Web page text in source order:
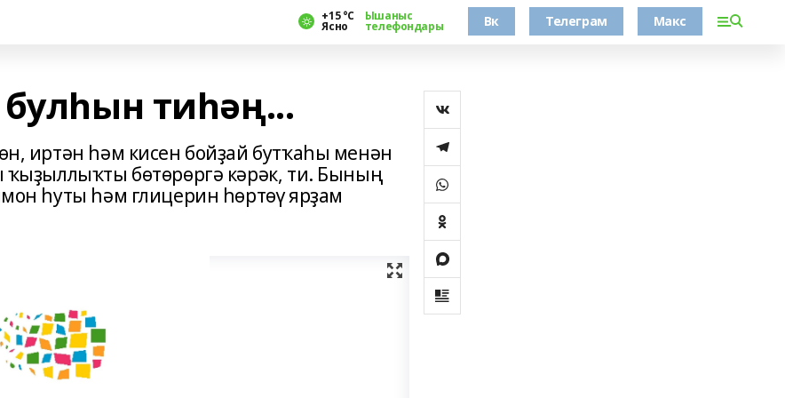
+15 °С
Ясно
Ышаныс
телефондары Вк Телеграм Макс
тиһәң...
иртән һәм кисен бойҙай бутҡаһы менән
ҡыҙыллыҡты бөтөрөргә кәрәк, ти. Бының
һуты һәм глицерин һөртөү ярҙам